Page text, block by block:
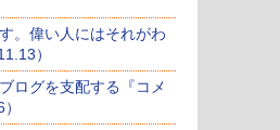
。偉い人にはそれがわ
）
ログを支配する『コメ